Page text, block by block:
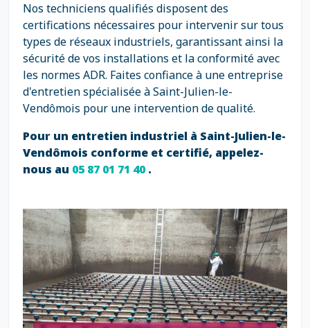
Nos techniciens qualifiés disposent des
certifications nécessaires pour intervenir sur tous
types de réseaux industriels, garantissant ainsi la
sécurité de vos installations et la conformité avec
les normes ADR. Faites confiance à une entreprise
d'entretien spécialisée à Saint-Julien-le-
Vendômois pour une intervention de qualité.
Pour un entretien industriel à Saint-Julien-le-
Vendômois conforme et certifié, appelez-
nous au 05 87 01 71 40.